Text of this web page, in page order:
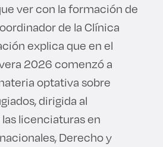
ver con la formación de
de la Clínica
explica que en el
2026 comenzó a
optativa sobre
dirigida al
licenciaturas en
Derecho y